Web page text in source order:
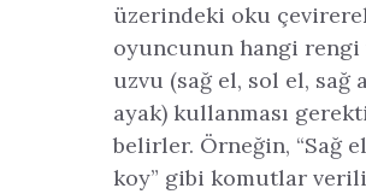
üzerindeki oku
oyuncunun hangi rengi
uzvu (sağ el, sol el, sağ
ayak) kullanması
belirler. Örneğin, “Sağ
koy” gibi komutlar